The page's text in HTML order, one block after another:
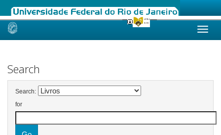
Skip
Search
Search:
for